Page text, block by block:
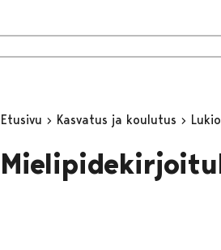
Etusivu Kasvatus ja koulutus Lukio